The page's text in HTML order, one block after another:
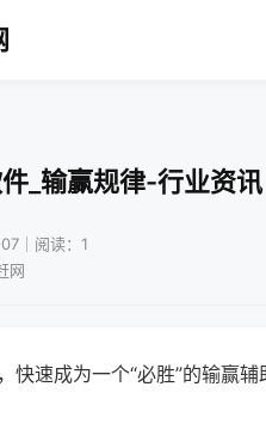
_输赢规律-行业资讯
｜阅读：1
网
速成为一个“必胜”的输赢辅